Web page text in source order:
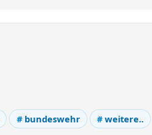
bundeswehr weitere..